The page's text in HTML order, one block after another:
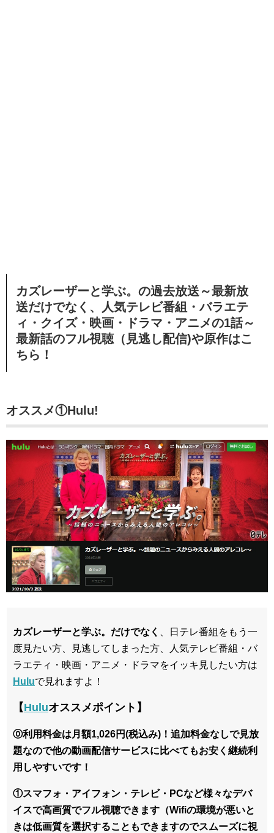
カズレーザーと学ぶ。の過去放送～最新放
送だけでなく、人気テレビ番組・バラエテ
ィ・クイズ・映画・ドラマ・アニメの1話～
最新話のフル視聴（見逃し配信)や原作はこ
ちら！
オススメ①Hulu!
カズレーザーと学ぶ。だけでなく 、日テレ番組をもう一
度見たい方、見逃してしまった方、人気テレビ番組・バ
ラエティ・映画・アニメ・ドラマをイッキ見したい方は
Huluで見れますよ！
【Huluオススメポイント】
⓪利用料金は月額1,026円(税込み)！追加料金なしで見放
題なので他の動画配信サービスに比べてもお安く継続利
用しやすいです！
①スマフォ・アイフォン・テレビ・PCなど様々なデバ
イスで高画質でフル視聴できます（Wifiの環境が悪いと
きは低画質を選択することもできますのでスムーズに視